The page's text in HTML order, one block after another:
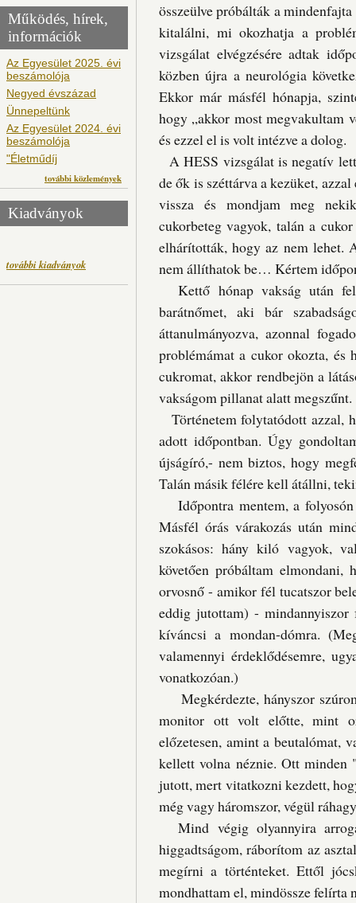
Működés, hírek,
információk
Az Egyesület 2025. évi
beszámolója
Negyed évszázad
Ünnepeltünk
Az Egyesület 2024. évi
beszámolója
"Életműdíj
további közlemények
Kiadványok
további kiadványok
összeülve próbálták a
kitalálni, mi okozhatja a
vizsgálat elvégzésére adtak
közben újra a neurológia
Ekkor már másfél hónapja,
hogy „akkor most megvakultam
és ezzel el is volt intézve a dolog.
A HESS vizsgálat is negatív
de ők is széttárva a kezüket,
vissza és mondjam meg
cukorbeteg vagyok, talán a
elhárították, hogy az nem lehet.
nem állíthatok be… Kértem
Kettő hónap vakság után
barátnőmet, aki bár
áttanulmányozva, azonnal
problémámat a cukor okozta,
cukromat, akkor rendbejön a
vakságom pillanat alatt megszűnt.
Történetem folytatódott azzal,
adott időpontban. Úgy
újságíró,- nem biztos, hogy
Talán másik félére kell átállni,
Időpontra mentem, a
Másfél órás várakozás után
szokásos: hány kiló vagyok,
követően próbáltam
orvosnő - amikor fél tucatszor
eddig jutottam) - mindannyiszor
kíváncsi a mondan-dómra.
valamennyi érdeklődésemre,
vonatkozóan.)
Megkérdezte, hányszor
monitor ott volt előtte, mint
előzetesen, amint a beutalómat,
kellett volna néznie. Ott minden
jutott, mert vitatkozni kezdett,
még vagy háromszor, végül
Mind végig olyannyira
higgadtságom, ráborítom az
megírni a történteket. Ettől
mondhattam el, mindössze felírta